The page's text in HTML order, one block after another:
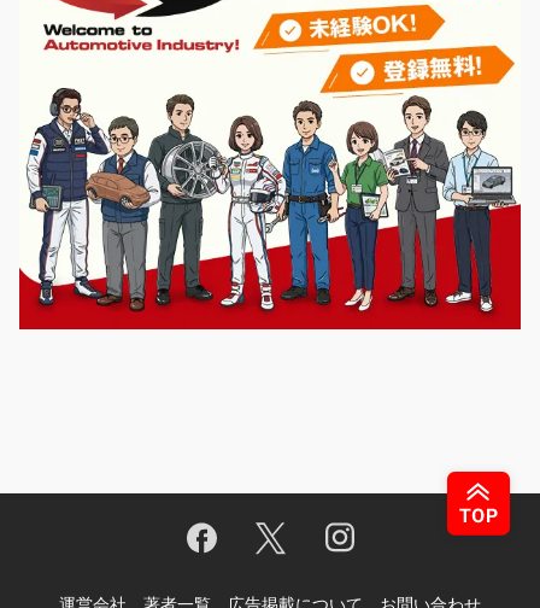
運営会社 著者一覧 広告掲載について お問い合わせ